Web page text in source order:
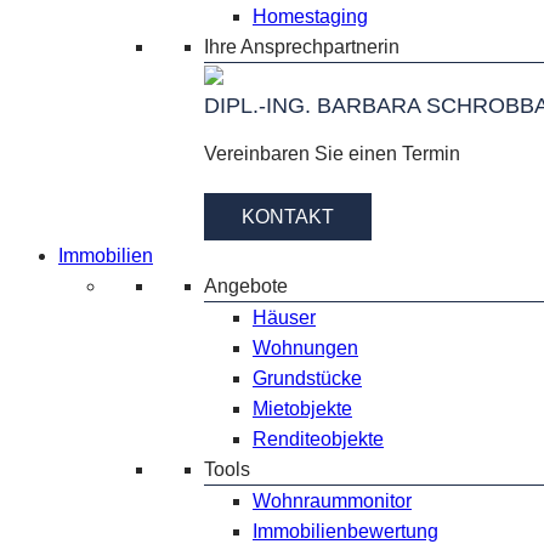
Homestaging
Ihre Ansprechpartnerin
DIPL.-ING. BARBARA
Vereinbaren Sie einen Termin
KONTAKT
Immobilien
Angebote
Häuser
Wohnungen
Grundstücke
Mietobjekte
Renditeobjekte
Tools
Wohnraummonitor
Immobilienbewertung